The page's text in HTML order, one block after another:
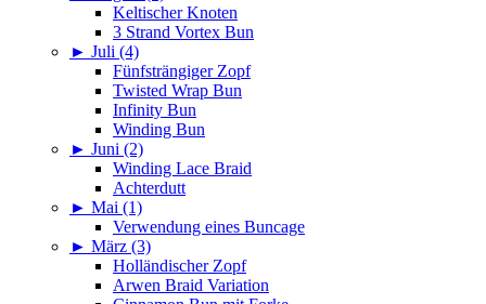
Keltischer Knoten
3 Strand Vortex Bun
► Juli (4)
Fünfsträngiger Zopf
Twisted Wrap Bun
Infinity Bun
Winding Bun
► Juni (2)
Winding Lace Braid
Achterdutt
► Mai (1)
Verwendung eines Buncage
► März (3)
Holländischer Zopf
Arwen Braid Variation